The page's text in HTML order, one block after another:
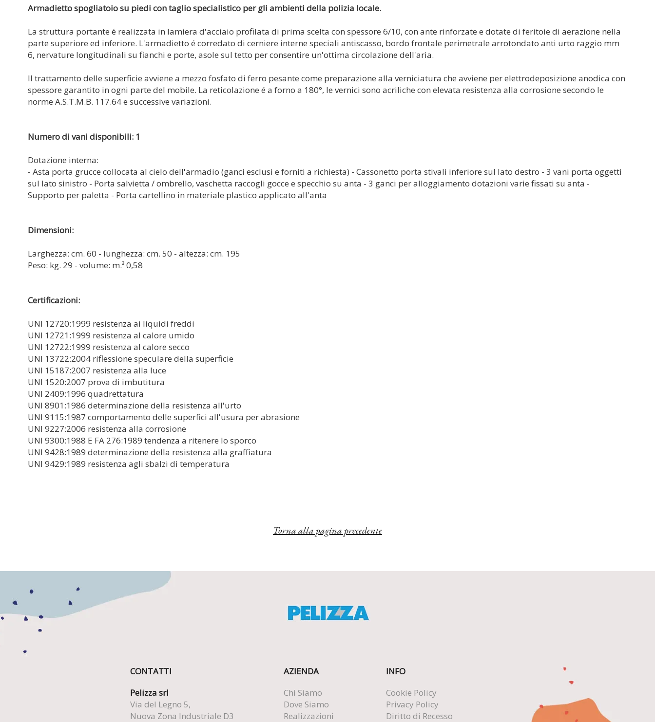
Armadietto spogliatoio su piedi con taglio specialistico per gli ambienti della polizia locale.
La struttura portante é realizzata in lamiera d'acciaio profilata di prima scelta con spessore 6/10, con ante rinforzate e dotate di feritoie di aerazione nella
parte superiore ed inferiore. L'armadietto é corredato di cerniere interne speciali antiscasso, bordo frontale perimetrale arrotondato anti urto raggio mm
6, nervature longitudinali su fianchi e porte, asole sul tetto per consentire un'ottima circolazione dell'aria.
Il trattamento delle superficie avviene a mezzo fosfato di ferro pesante come preparazione alla verniciatura che avviene per elettrodeposizione anodica con
spessore garantito in ogni parte del mobile. La reticolazione é a forno a 180°, le vernici sono acriliche con elevata resistenza alla corrosione secondo le
norme A.S.T.M.B. 117.64 e successive variazioni.
Numero di vani disponibili: 1
Dotazione interna:
- Asta porta grucce collocata al cielo dell'armadio (ganci esclusi e forniti a richiesta) - Cassonetto porta stivali inferiore sul lato destro - 3 vani porta oggetti
sul lato sinistro - Porta salvietta / ombrello, vaschetta raccogli gocce e specchio su anta - 3 ganci per alloggiamento dotazioni varie fissati su anta -
Supporto per paletta - Porta cartellino in materiale plastico applicato all'anta
Dimensioni:
Larghezza: cm. 60 - lunghezza: cm. 50 - altezza: cm. 195
Peso: kg. 29 - volume: m.³ 0,58
Certificazioni:
UNI 12720:1999 resistenza ai liquidi freddi
UNI 12721:1999 resistenza al calore umido
UNI 12722:1999 resistenza al calore secco
UNI 13722:2004 riflessione speculare della superficie
UNI 15187:2007 resistenza alla luce
UNI 1520:2007 prova di imbutitura
UNI 2409:1996 quadrettatura
UNI 8901:1986 determinazione della resistenza all'urto
UNI 9115:1987 comportamento delle superfici all'usura per abrasione
UNI 9227:2006 resistenza alla corrosione
UNI 9300:1988 E FA 276:1989 tendenza a ritenere lo sporco
UNI 9428:1989 determinazione della resistenza alla graffiatura
UNI 9429:1989 resistenza agli sbalzi di temperatura
Torna alla pagina precedente
CONTATTI
Pelizza srl
Via del Legno 5,
Nuova Zona Industriale D3
AZIENDA
Chi Siamo
Dove Siamo
Realizzazioni
INFO
Cookie Policy
Privacy Policy
Diritto di Recesso